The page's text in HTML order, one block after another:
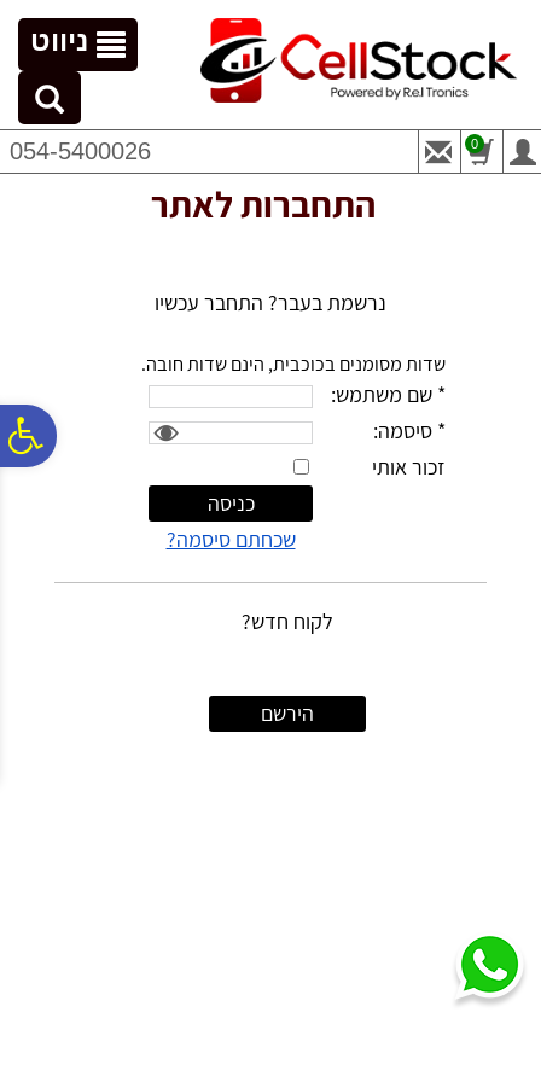
נגישות
אתר
המרכזי
ניווט
054-5400026 0
התחברות לאתר
נרשמת בעבר? התחבר עכשיו
שדות מסומנים בכוכבית, הינם שדות חובה.
* שם משתמש:
* סיסמה:
זכור אותי
שכחתם סיסמה?
לקוח חדש?
הירשם